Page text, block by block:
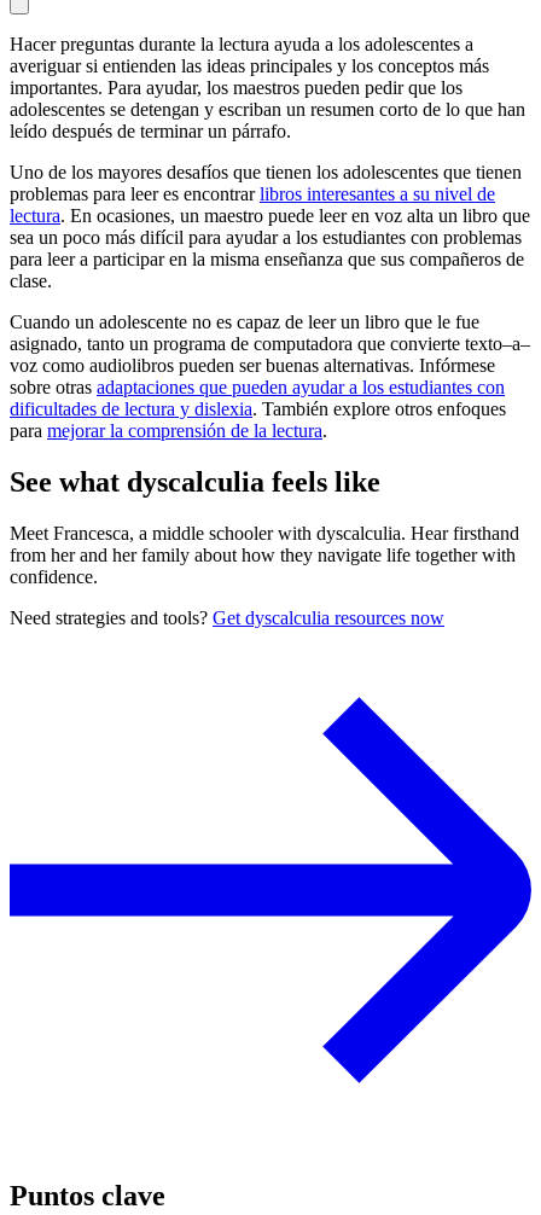
Hacer preguntas durante la lectura ayuda a los adolescentes a
averiguar si entienden las ideas principales y los conceptos más
importantes. Para ayudar, los maestros pueden pedir que los
adolescentes se detengan y escriban un resumen corto de lo que han
leído después de terminar un párrafo.
Uno de los mayores desafíos que tienen los adolescentes que tienen
problemas para leer es encontrarlibros interesantes a su nivel de
lectura. En ocasiones, un maestro puede leer en voz alta un libro que
sea un poco más difícil para ayudar a los estudiantes con problemas
para leer a participar en la misma enseñanza que sus compañeros de
clase.
Cuando un adolescente no es capaz de leer un libro que le fue
asignado, tanto un programa de computadora que convierte texto–a–
voz como audiolibros pueden ser buenas alternativas. Infórmese
sobre otras adaptaciones que pueden ayudar a los estudiantes con
dificultades de lectura y dislexia. También explore otros enfoques
para mejorar la comprensión de la lectura.
See what dyscalculia feels like
Meet Francesca, a middle schooler with dyscalculia. Hear firsthand
from her and her family about how they navigate life together with
confidence.
Need strategies and tools? Get dyscalculia resources now
Puntos clave